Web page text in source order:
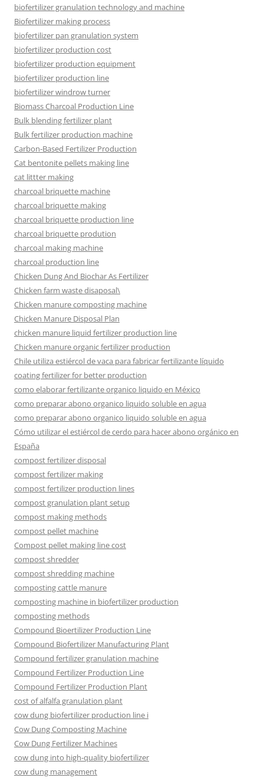
biofertilizer granulation technology and machine
Biofertilizer making process
biofertilizer pan granulation system
biofertilizer production cost
biofertilizer production equipment
biofertilizer production line
biofertilizer windrow turner
Biomass Charcoal Production Line
Bulk blending fertilizer plant
Bulk fertilizer production machine
Carbon-Based Fertilizer Production
Cat bentonite pellets making line
cat littter making
charcoal briquette machine
charcoal briquette making
charcoal briquette production line
charcoal briquette prodution
charcoal making machine
charcoal production line
Chicken Dung And Biochar As Fertilizer
Chicken farm waste disaposal\
Chicken manure composting machine
Chicken Manure Disposal Plan
chicken manure liquid fertilizer production line
Chicken manure organic fertilizer production
Chile utiliza estiércol de vaca para fabricar fertilizante líquido
coating fertilizer for better production
como elaborar fertilizante organico liquido en México
como preparar abono organico liquido soluble en agua
como preparar abono organico liquido soluble en agua
Cómo utilizar el estiércol de cerdo para hacer abono orgánico en
España
compost fertilizer disposal
compost fertilizer making
compost fertilizer production lines
compost granulation plant setup
compost making methods
compost pellet machine
Compost pellet making line cost
compost shredder
compost shredding machine
composting cattle manure
composting machine in biofertilizer production
composting methods
Compound Bioertilizer Production Line
Compound Biofertilizer Manufacturing Plant
Compound fertilizer granulation machine
Compound Fertilizer Production Line
Compound Fertilizer Production Plant
cost of alfalfa granulation plant
cow dung biofertilizer production line i
Cow Dung Composting Machine
Cow Dung Fertilizer Machines
cow dung into high-quality biofertilizer
cow dung management